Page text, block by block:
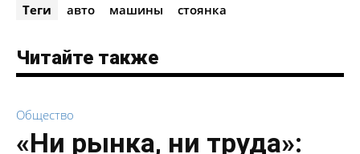
Теги авто машины стоянка
Читайте также
Общество
«Ни рынка, ни труда»: